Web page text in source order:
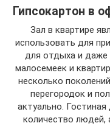
Гипсокартон в
Зал в квартире
использовать для
для отдыха и даже
малосемеек и
несколько
перегородок и
актуально.
количество людей,